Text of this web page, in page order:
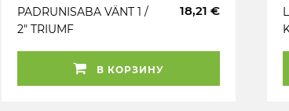
PADRUNISABA VÄNT 1 /
2" TRIUMF
18,21 €
В КОРЗИНУ